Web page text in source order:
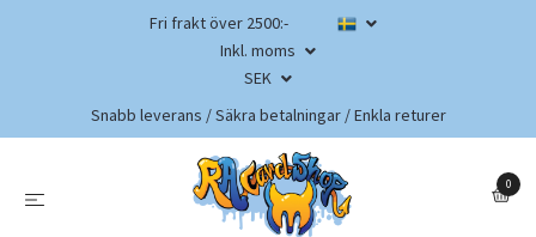
Fri frakt över 2500:-
Inkl. moms
SEK
Snabb leverans / Säkra betalningar / Enkla returer
0